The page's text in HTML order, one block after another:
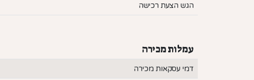
הגש הצעת רכישה
עמלות מכירה
דמי עסקאות מכירה